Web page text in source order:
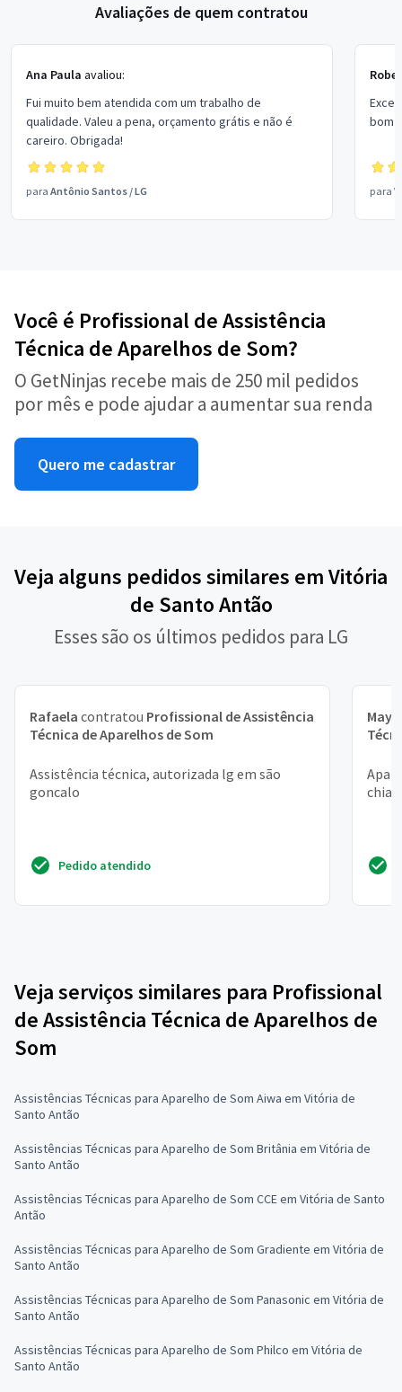
Avaliações de quem contratou
Ana Paula avaliou:
Fui muito bem atendida com um trabalho de
qualidade. Valeu a pena, orçamento grátis e não é
careiro. Obrigada!
para Antônio Santos /LG
bom
para
Você é Profissional de Assistência
Técnica de Aparelhos de Som?
O GetNinjas recebe mais de 250 mil pedidos
por mês e pode ajudar a aumentar sua renda
Quero me cadastrar
Veja alguns pedidos similares em Vitória
de Santo Antão
Esses são os últimos pedidos para LG
Rafaela contratou Profissional de Assistência
Técnica de Aparelhos de Som
Assistência técnica, autorizada lg em são
goncalo
Pedido atendido
Maya
Veja serviços similares para Profissional
de Assistência Técnica de Aparelhos de
Som
Assistências Técnicas para Aparelho de Som Aiwa em Vitória de
Santo Antão
Assistências Técnicas para Aparelho de Som Britânia em Vitória de
Santo Antão
Assistências Técnicas para Aparelho de Som CCE em Vitória de Santo
Antão
Assistências Técnicas para Aparelho de Som Gradiente em Vitória de
Santo Antão
Assistências Técnicas para Aparelho de Som Panasonic em Vitória de
Santo Antão
Assistências Técnicas para Aparelho de Som Philco em Vitória de
Santo Antão